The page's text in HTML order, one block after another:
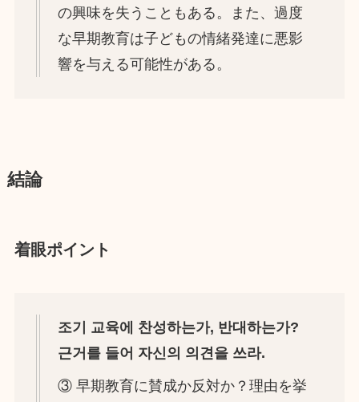
の興味を失うこともある。また、過度
な早期教育は子どもの情緒発達に悪影
響を与える可能性がある。
結論
着眼ポイント
조기 교육에 찬성하는가, 반대하는가?
근거를 들어 자신의 의견을 쓰라.
③ 早期教育に賛成か反対か？理由を挙